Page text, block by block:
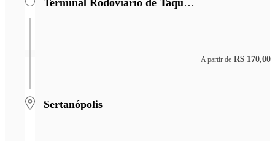
Sertanópolis
A partir de R$ 170,00